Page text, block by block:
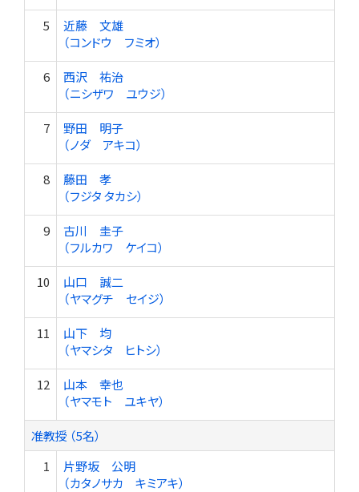
5
近藤 文雄
（コンドウ フミオ）
6
西沢 祐治
（ニシザワ ユウジ）
7
野田 明子
（ノダ アキコ）
8
藤田 孝
（フジタ タカシ）
9
古川 圭子
（フルカワ ケイコ）
10
山口 誠二
（ヤマグチ セイジ）
11
山下 均
（ヤマシタ ヒトシ）
12
山本 幸也
（ヤマモト ユキヤ）
准教授 （5名）
1
片野坂 公明
（カタノサカ キミアキ）